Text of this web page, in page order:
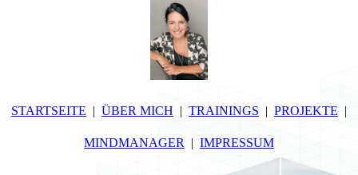
STARTSEITE ÜBER MICH TRAININGS PROJEKTE
MINDMANAGER IMPRESSUM